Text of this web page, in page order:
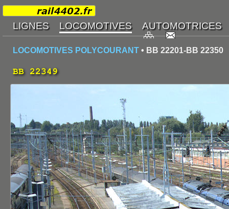
LOCOMOTIVES POLYCOURANT • BB 22201-BB 22350
BB 22349